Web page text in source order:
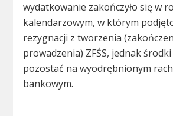
wydatkowanie zakończyło się w
kalendarzowym, w którym
rezygnacji z tworzenia
prowadzenia) ZFŚS, jednak
pozostać na wyodrębnionym
bankowym.